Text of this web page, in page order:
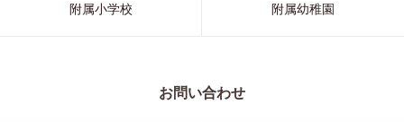
附属小学校 附属幼稚園
お問い合わせ